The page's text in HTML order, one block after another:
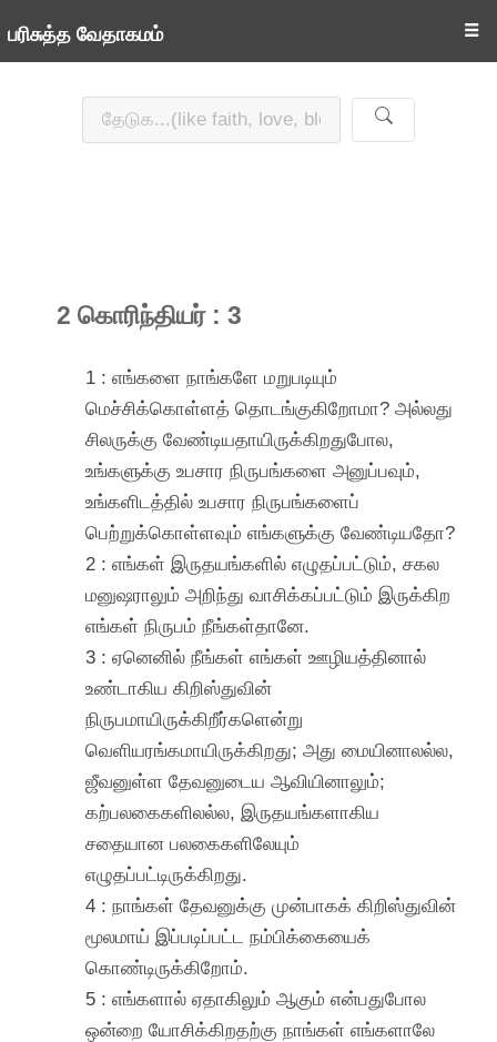
பரிசுத்த வேதாகமம் ☰
2 கொரிந்தியர் : 3
1 : எங்களை நாங்களே மறுபடியும்
மெச்சிக்கொள்ளத் தொடங்குகிறோமா? அல்லது
சிலருக்கு வேண்டியதாயிருக்கிறதுபோல,
உங்களுக்கு உபசார நிருபங்களை அனுப்பவும்,
உங்களிடத்தில் உபசார நிருபங்களைப்
பெற்றுக்கொள்ளவும் எங்களுக்கு வேண்டியதோ?
2 : எங்கள் இருதயங்களில் எழுதப்பட்டும், சகல
மனுஷராலும் அறிந்து வாசிக்கப்பட்டும் இருக்கிற
எங்கள் நிருபம் நீங்கள்தானே.
3 : ஏனெனில் நீங்கள் எங்கள் ஊழியத்தினால்
உண்டாகிய கிறிஸ்துவின்
நிருபமாயிருக்கிறீர்களென்று
வெளியரங்கமாயிருக்கிறது; அது மையினாலல்ல,
ஜீவனுள்ள தேவனுடைய ஆவியினாலும்;
கற்பலகைகளிலல்ல, இருதயங்களாகிய
சதையான பலகைகளிலேயும்
எழுதப்பட்டிருக்கிறது.
4 : நாங்கள் தேவனுக்கு முன்பாகக் கிறிஸ்துவின்
மூலமாய் இப்படிப்பட்ட நம்பிக்கையைக்
கொண்டிருக்கிறோம்.
5 : எங்களால் ஏதாகிலும் ஆகும் என்பதுபோல
ஒன்றை யோசிக்கிறதற்கு நாங்கள் எங்களாலே